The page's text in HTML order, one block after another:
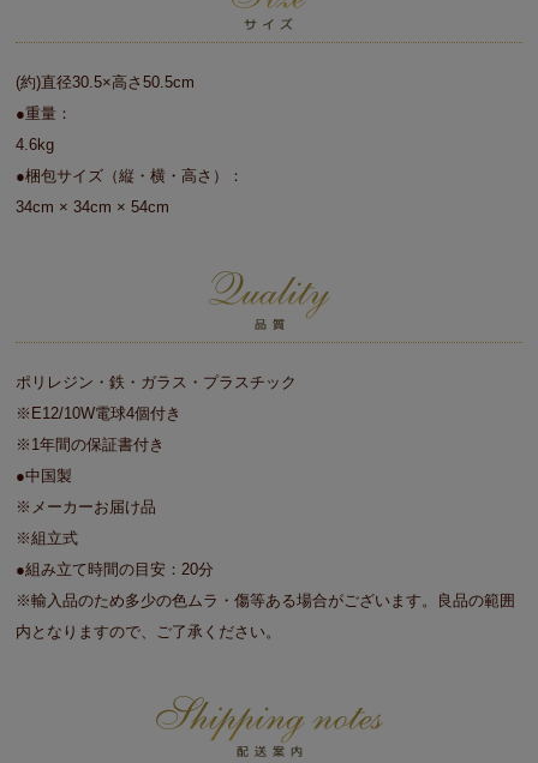
(約)直径30.5×高さ50.5cm
●重量：
4.6kg
●梱包サイズ（縦・横・高さ）：
34cm × 34cm × 54cm
ポリレジン・鉄・ガラス・プラスチック
※E12/10W電球4個付き
※1年間の保証書付き
●中国製
※メーカーお届け品
※組立式
●組み立て時間の目安：20分
※輸入品のため多少の色ムラ・傷等ある場合がございます。良品の範囲
内となりますので、ご了承ください。